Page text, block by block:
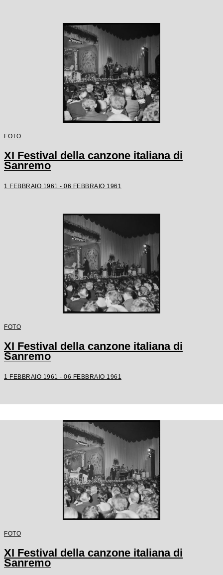
FOTO
XI Festival della canzone italiana di
Sanremo
1 FEBBRAIO 1961 - 06 FEBBRAIO 1961
FOTO
XI Festival della canzone italiana di
Sanremo
1 FEBBRAIO 1961 - 06 FEBBRAIO 1961
FOTO
XI Festival della canzone italiana di
Sanremo